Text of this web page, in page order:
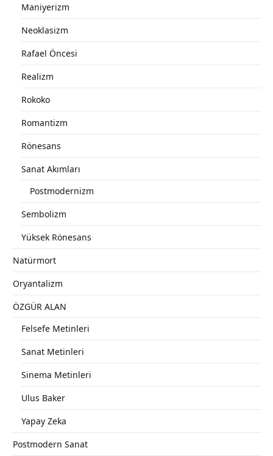
Maniyerizm
Neoklasizm
Rafael Öncesi
Realizm
Rokoko
Romantizm
Rönesans
Sanat Akımları
Postmodernizm
Sembolizm
Yüksek Rönesans
Natürmort
Oryantalizm
ÖZGÜR ALAN
Felsefe Metinleri
Sanat Metinleri
Sinema Metinleri
Ulus Baker
Yapay Zeka
Postmodern Sanat